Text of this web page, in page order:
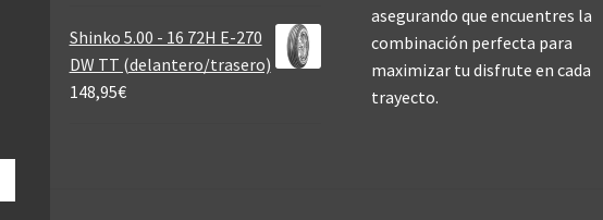
Shinko 5.00 - 16 72H E-270
DW TT (delantero/trasero)
148,95€
asegurando que encuentres la
combinación perfecta para
maximizar tu disfrute en cada
trayecto.